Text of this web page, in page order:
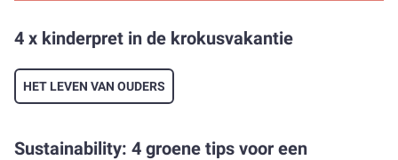
4 x kinderpret in de krokusvakantie
HET LEVEN VAN OUDERS
Sustainability: 4 groene tips voor een